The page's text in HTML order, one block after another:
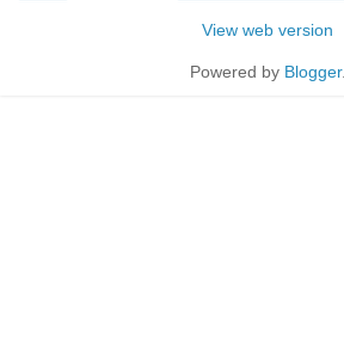
View web version
Powered by Blogger.